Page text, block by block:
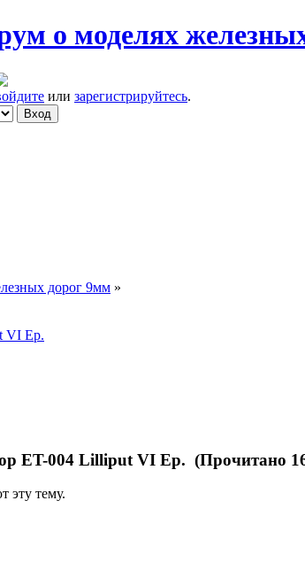
или зарегистрируйтесь.
дорог 9мм »
VI Ep.
ET-004 Lilliput VI Ep. (Прочитано
эту тему.